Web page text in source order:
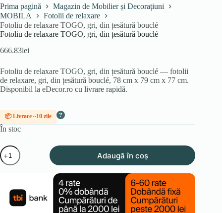
Prima pagină
Magazin de Mobilier și Decorațiuni
MOBILA
Fotolii de relaxare
Fotoliu de relaxare TOGO, gri, din țesătură bouclé
Fotoliu de relaxare TOGO, gri, din țesătură bouclé
666.83lei
Fotoliu de relaxare TOGO, gri, din țesătură bouclé — fotolii
de relaxare, gri, din țesătură bouclé, 78 cm x 79 cm x 77 cm.
Disponibil la eDecor.ro cu livrare rapidă.
📦 Livrare ~10 zile ?
În stoc
Cantitate
Fotoliu
de
gri,
țesătură
Adaugă în coș